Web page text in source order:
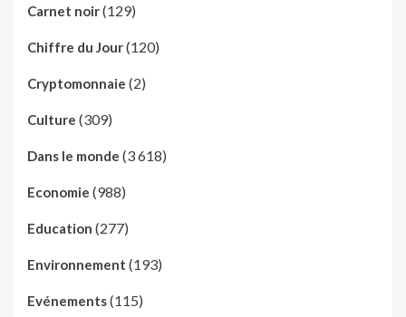
Carnet noir(129)
Chiffre du Jour(120)
Cryptomonnaie (2)
Culture (309)
Dans le monde (3 618)
Economie (988)
Education (277)
Environnement (193)
Evénements(115)